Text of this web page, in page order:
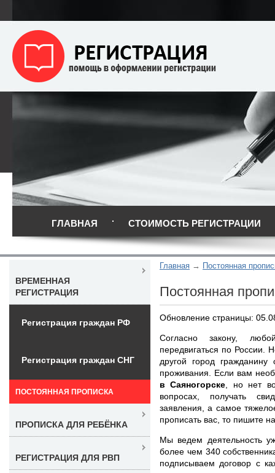
ГЛАВНАЯ СТОИМОСТЬ РЕГИСТРАЦИИ
Главная Постоянная
Постоянная
Обновление страницы:
Согласно закону,
передвигаться по России.
другой город
проживания. Если вам
в Саяногорске , но нет
вопросах, получать
заявления, а самое
прописать вас, то пишите
Мы ведем деятельность
более чем 340
подписываем договор с
ВРЕМЕННАЯ
РЕГИСТРАЦИЯ
Регистрация граждан РФ
Регистрация граждан СНГ
ПОСТОЯННАЯ ПРОПИСКА
ПРОПИСКА ДЛЯ РЕБЁНКА
РЕГИСТРАЦИЯ ДЛЯ РВП